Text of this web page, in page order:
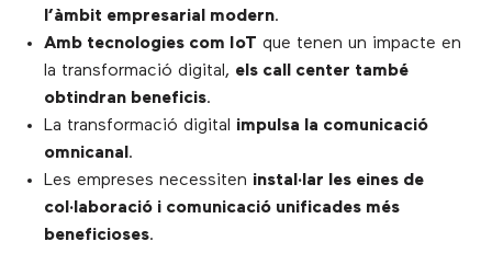
l’àmbit empresarial modern.
Amb tecnologies com IoT que tenen un impacte en
la transformació digital, els call center també
obtindran beneficis.
La transformació digital impulsa la comunicació
omnicanal.
Les empreses necessiten instal·lar les eines de
col·laboració i comunicació unificades més
beneficioses.